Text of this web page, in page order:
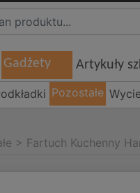
Gadżety Artykuły
Pozostałe
> Fartuch Kuchenny